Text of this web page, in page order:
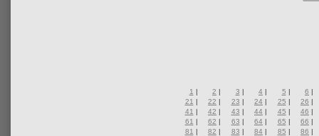
1 | 2 | 3 | 4 | 5 | 6 |
21 | 22 | 23 | 24 | 25 | 26 |
41 | 42 | 43 | 44 | 45 | 46 |
61 | 62 | 63 | 64 | 65 | 66 |
81 | 82 | 83 | 84 | 85 | 86 |